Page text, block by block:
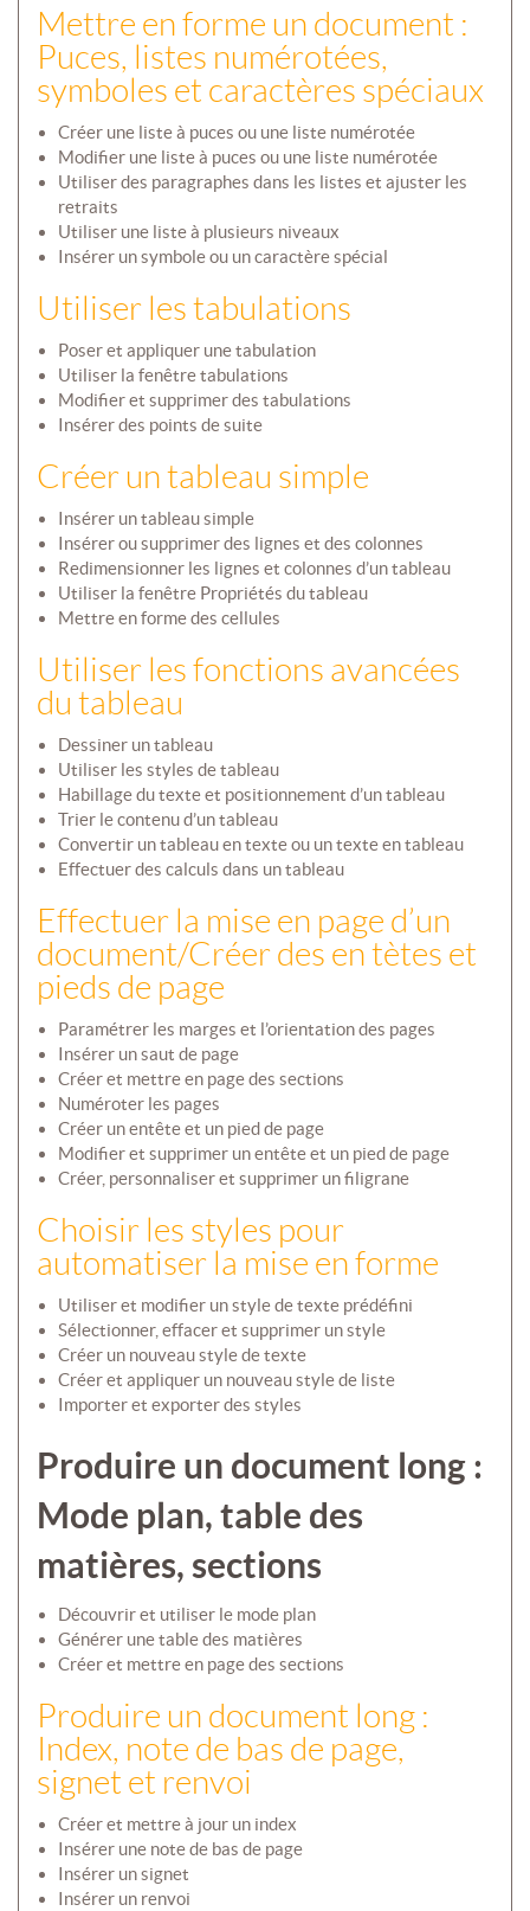
Mettre en forme un document :
Puces, listes numérotées,
symboles et caractères spéciaux
Créer une liste à puces ou une liste numérotée
Modifier une liste à puces ou une liste numérotée
Utiliser des paragraphes dans les listes et ajuster les
retraits
Utiliser une liste à plusieurs niveaux
Insérer un symbole ou un caractère spécial
Utiliser les tabulations
Poser et appliquer une tabulation
Utiliser la fenêtre tabulations
Modifier et supprimer des tabulations
Insérer des points de suite
Créer un tableau simple
Insérer un tableau simple
Insérer ou supprimer des lignes et des colonnes
Redimensionner les lignes et colonnes d’un tableau
Utiliser la fenêtre Propriétés du tableau
Mettre en forme des cellules
Utiliser les fonctions avancées
du tableau
Dessiner un tableau
Utiliser les styles de tableau
Habillage du texte et positionnement d’un tableau
Trier le contenu d’un tableau
Convertir un tableau en texte ou un texte en tableau
Effectuer des calculs dans un tableau
Effectuer la mise en page d’un
document/Créer des en tètes et
pieds de page
Paramétrer les marges et l’orientation des pages
Insérer un saut de page
Créer et mettre en page des sections
Numéroter les pages
Créer un entête et un pied de page
Modifier et supprimer un entête et un pied de page
Créer, personnaliser et supprimer un filigrane
Choisir les styles pour
automatiser la mise en forme
Utiliser et modifier un style de texte prédéfini
Sélectionner, effacer et supprimer un style
Créer un nouveau style de texte
Créer et appliquer un nouveau style de liste
Importer et exporter des styles
Produire un document long :
Mode plan, table des
matières, sections
Découvrir et utiliser le mode plan
Générer une table des matières
Créer et mettre en page des sections
Produire un document long :
Index, note de bas de page,
signet et renvoi
Créer et mettre à jour un index
Insérer une note de bas de page
Insérer un signet
Insérer un renvoi